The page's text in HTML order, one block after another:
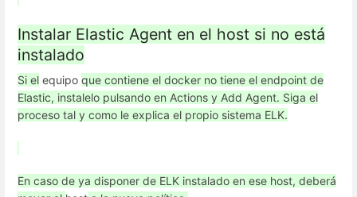
Instalar Elastic Agent en el host si no está
instalado
Si el equipo que contiene el docker no tiene el endpoint de
Elastic, instalelo pulsando en Actions y Add Agent. Siga el
proceso tal y como le explica el propio sistema ELK.
En caso de ya disponer de ELK instalado en ese host, deberá